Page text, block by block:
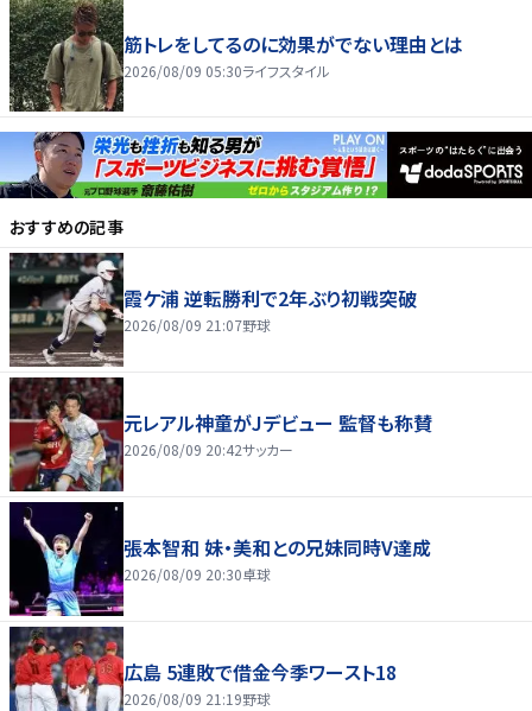
筋トレをしてるのに効果がでない理由とは
2026/08/09 05:30ライフスタイル
おすすめの記事
霞ケ浦 逆転勝利で2年ぶり初戦突破
2026/08/09 21:07野球
元レアル神童がJデビュー 監督も称賛
2026/08/09 20:42サッカー
張本智和 妹・美和との兄妹同時V達成
2026/08/09 20:30卓球
広島 5連敗で借金今季ワースト18
2026/08/09 21:19野球